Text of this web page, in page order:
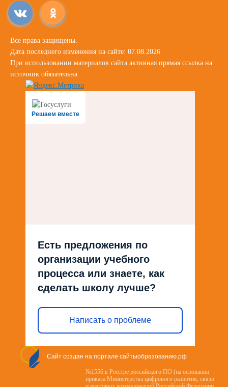
Все права защищены.
Дата последнего изменения на сайте: 07.08.2026
При использовании материалов сайта активная прямая ссылка на
источник обязательна
Решаем вместе
Есть предложения по
организации учебного
процесса или знаете, как
сделать школу лучше?
Написать о проблеме
Сайт создан на портале сайтыобразованию.рф
№1556 в Реестре российского ПО (на основании
приказа Министерства цифрового развития, связи